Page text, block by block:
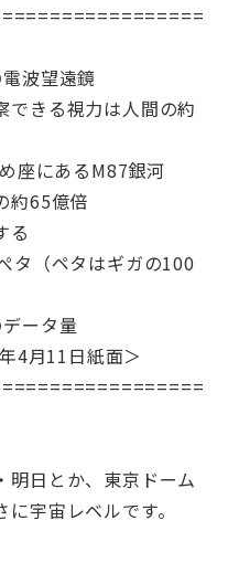
波望遠鏡
できる視力は人間の約
にあるM87銀河
約65億倍
る
タ（ペタはギガの100
ータ量
4月11日紙面＞
明日とか、東京ドーム
宇宙レベルです。